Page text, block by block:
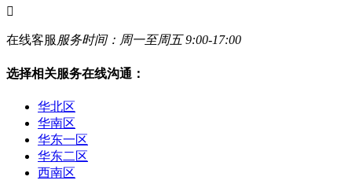

在线客服服务时间：周一至周五 9:00-17:00
选择相关服务在线沟通：
华北区
华南区
华东一区
华东二区
西南区